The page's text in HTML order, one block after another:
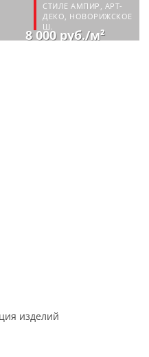
СТИЛЕ АМПИР, АРТ-
ДЕКО, НОВОРИЖСКОЕ
Ш.
8 000 руб./м²
изделий